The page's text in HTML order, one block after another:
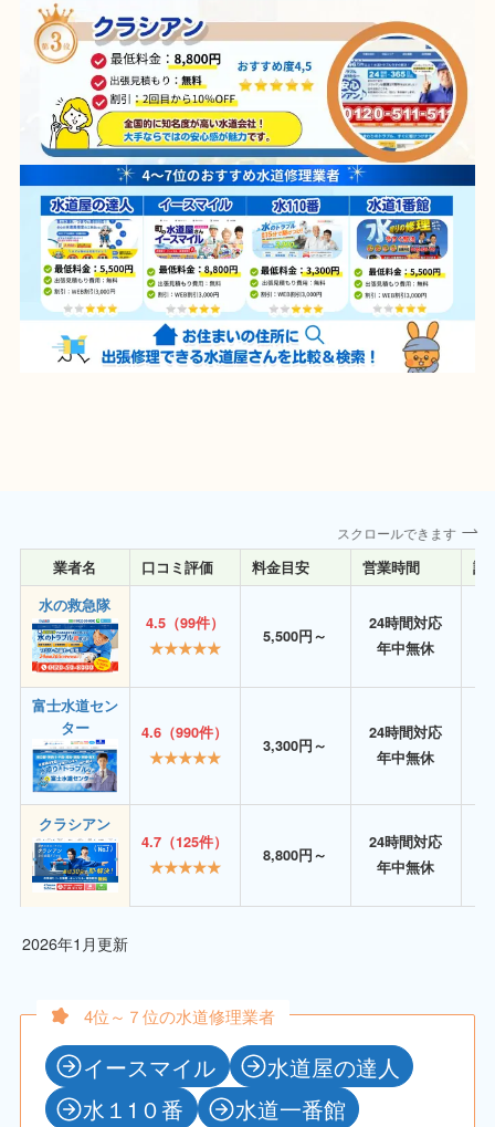
スクロールできます
業者名 口コミ評価 料金目安 営業時間
詳
水の救急隊
4.5（99件）
★★★★★
5,500円～
24時間対応
年中無休
富士水道セン
ター
4.6（990件）
★★★★★
3,300円～
24時間対応
年中無休
クラシアン
4.7（125件）
★★★★★
8,800円～
24時間対応
年中無休
2026年1月更新
4位～７位の水道修理業者
イースマイル
水道屋の達人
水１1０番
水道一番館